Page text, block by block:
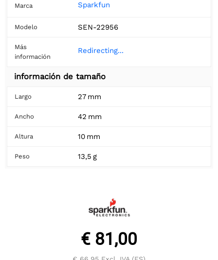
Marca Sparkfun
Modelo SEN-22956
Más
información
Redirecting...
información de tamaño
Largo 27 mm
Ancho 42 mm
Altura 10 mm
Peso 13,5 g
€ 81,00